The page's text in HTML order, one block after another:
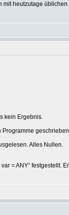
heutzutage
kein Ergebnis.
Alles Nullen.
= ANY“